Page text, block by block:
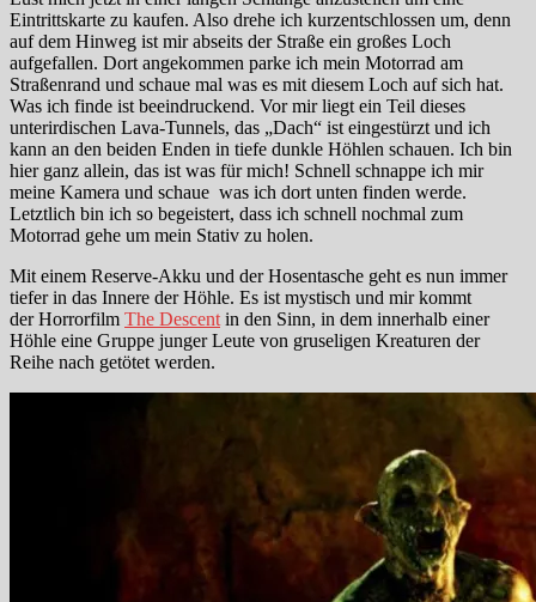
Eintrittskarte zu kaufen. Also drehe ich kurzentschlossen um, denn
auf dem Hinweg ist mir abseits der Straße ein großes Loch
aufgefallen. Dort angekommen parke ich mein Motorrad am
Straßenrand und schaue mal was es mit diesem Loch auf sich hat.
Was ich finde ist beeindruckend. Vor mir liegt ein Teil dieses
unterirdischen Lava-Tunnels, das „Dach“ ist eingestürzt und ich
kann an den beiden Enden in tiefe dunkle Höhlen schauen. Ich bin
hier ganz allein, das ist was für mich! Schnell schnappe ich mir
meine Kamera und schaue was ich dort unten finden werde.
Letztlich bin ich so begeistert, dass ich schnell nochmal zum
Motorrad gehe um mein Stativ zu holen.
Mit einem Reserve-Akku und der Hosentasche geht es nun immer
tiefer in das Innere der Höhle. Es ist mystisch und mir kommt
der Horrorfilm The Descent in den Sinn, in dem innerhalb einer
Höhle eine Gruppe junger Leute von gruseligen Kreaturen der
Reihe nach getötet werden.